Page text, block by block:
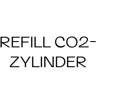
REFILL CO2-
ZYLINDER